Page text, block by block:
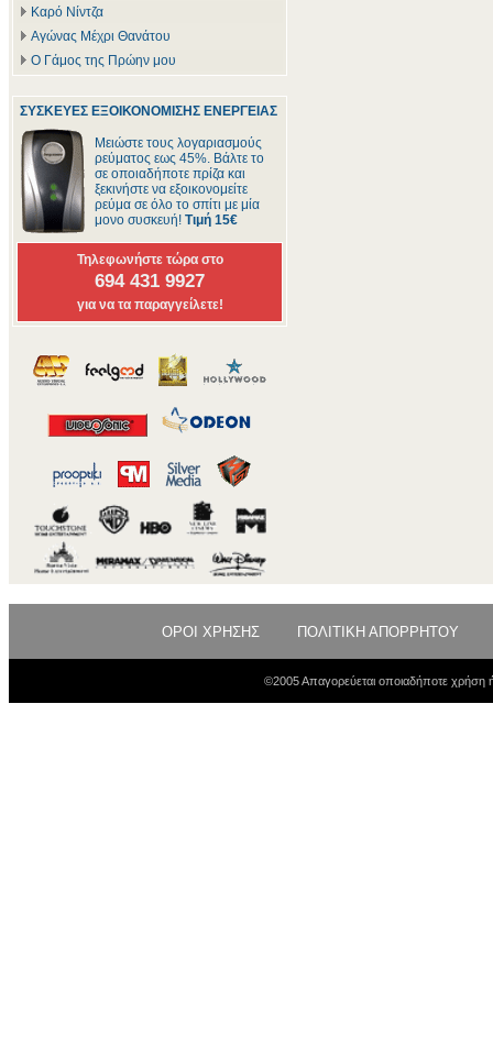
Καρό Νίντζα
Αγώνας Μέχρι Θανάτου
Ο Γάμος της Πρώην μου
ΣΥΣΚΕΥΕΣ ΕΞΟΙΚΟΝΟΜΙΣΗΣ ΕΝΕΡΓΕΙΑΣ
Μειώστε τους λογαριασμούς
ρεύματος εως 45%. Βάλτε το
σε οποιαδήποτε πρίζα και
ξεκινήστε να εξοικονομείτε
ρεύμα σε όλο το σπίτι με μία
μονο συσκευή! Τιμή 15€
Τηλεφωνήστε τώρα στο
694 431 9927
για να τα παραγγείλετε!
ΟΡΟΙ ΧΡΗΣΗΣ ΠΟΛΙΤΙΚΗ ΑΠΟΡΡΗΤΟΥ
©2005 Απαγορεύεται οποιαδήποτε χρήση